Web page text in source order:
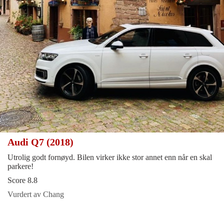
Audi Q7 (2018)
Utrolig godt fornøyd. Bilen virker ikke stor annet enn når en skal
parkere!
Score 8.8
Vurdert av Chang